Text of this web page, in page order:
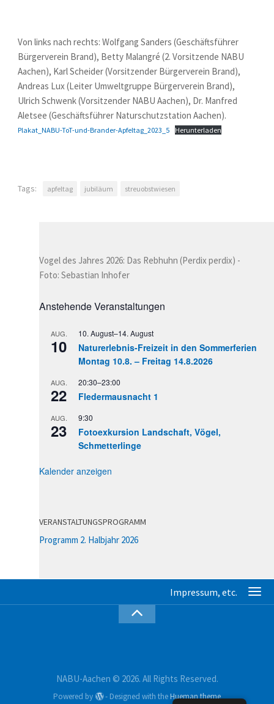
Von links nach rechts: Wolfgang Sanders (Geschäftsführer
Bürgerverein Brand), Betty Malangré (2. Vorsitzende NABU
Aachen), Karl Scheider (Vorsitzender Bürgerverein Brand),
Andreas Lux (Leiter Umweltgruppe Bürgerverein Brand),
Ulrich Schwenk (Vorsitzender NABU Aachen), Dr. Manfred
Aletsee (Geschäftsführer Naturschutzstation Aachen).
Plakat_NABU-ToT-und-Brander-Apfeltag_2023_5 Herunterladen
Tags: apfeltag jubiläum streuobstwiesen
Vogel des Jahres 2026: Das Rebhuhn (Perdix perdix) -
Foto: Sebastian Inhofer
Anstehende Veranstaltungen
AUG.
10
10. August–14. August
Naturerlebnis-Freizeit in den Sommerferien
Montag 10.8. – Freitag 14.8.2026
AUG.
22
20:30–23:00
Fledermausnacht 1
AUG.
23
9:30
Fotoexkursion Landschaft, Vögel,
Schmetterlinge
Kalender anzeigen
VERANSTALTUNGSPROGRAMM
Programm 2. Halbjahr 2026
NABU-Aachen © 2026. All Rights Reserved.
Powered by - Designed with theHueman theme